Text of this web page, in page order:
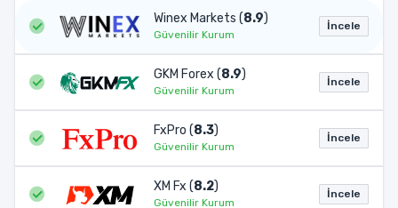
Winex Markets (8.9)
Güvenilir Kurum
İncele
GKM Forex (8.9)
Güvenilir Kurum
İncele
FxPro (8.3)
Güvenilir Kurum
İncele
XM Fx (8.2)
Güvenilir Kurum
İncele